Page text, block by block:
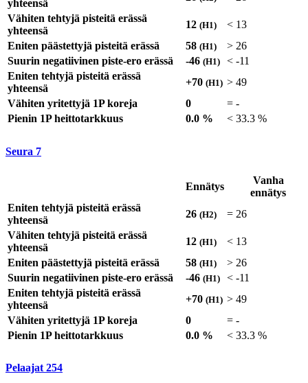
yhteensä
Vähiten tehtyjä pisteitä erässä
yhteensä
12 (H1) < 13
Eniten päästettyjä pisteitä erässä
58 (H1) > 26
Suurin negatiivinen piste-ero erässä
-46 (H1) < -11
Eniten tehtyjä pisteitä erässä
yhteensä
+70 (H1) > 49
Vähiten yritettyjä 1P koreja
0 = -
Pienin 1P heittotarkkuus
0.0 % < 33.3 %
Seura 7
Ennätys
Vanha
ennätys
Eniten tehtyjä pisteitä erässä
yhteensä
26 (H2) = 26
Vähiten tehtyjä pisteitä erässä
yhteensä
12 (H1) < 13
Eniten päästettyjä pisteitä erässä
58 (H1) > 26
Suurin negatiivinen piste-ero erässä
-46 (H1) < -11
Eniten tehtyjä pisteitä erässä
yhteensä
+70 (H1) > 49
Vähiten yritettyjä 1P koreja
0 = -
Pienin 1P heittotarkkuus
0.0 % < 33.3 %
Pelaajat 254